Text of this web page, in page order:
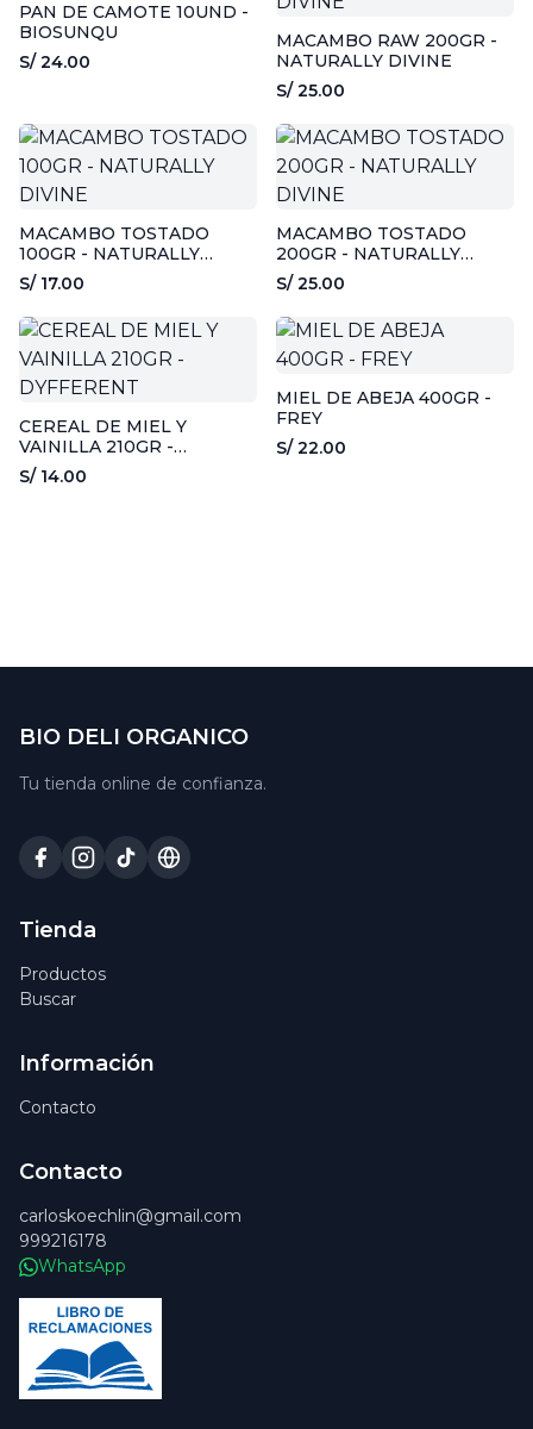
PAN DE CAMOTE 10UND -
BIOSUNQU
S/ 24.00
MACAMBO RAW 200GR -
NATURALLY DIVINE
S/ 25.00
MACAMBO TOSTADO
100GR - NATURALLY
DIVINE
S/ 17.00
MACAMBO TOSTADO
200GR - NATURALLY
DIVINE
S/ 25.00
CEREAL DE MIEL Y
VAINILLA 210GR -
DYFFERENT
S/ 14.00
MIEL DE ABEJA 400GR -
FREY
S/ 22.00
BIO DELI ORGANICO
Tu tienda online de confianza.
Tienda
Productos
Buscar
Información
Contacto
Contacto
carloskoechlin@gmail.com
999216178
WhatsApp